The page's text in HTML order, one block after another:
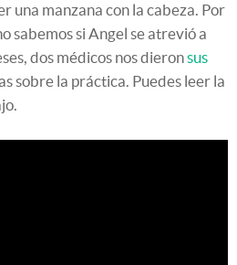
una manzana con la cabeza. Por
sabemos si Angel se atrevió a
dos médicos nos dieronsus
sobre la práctica. Puedes leer la